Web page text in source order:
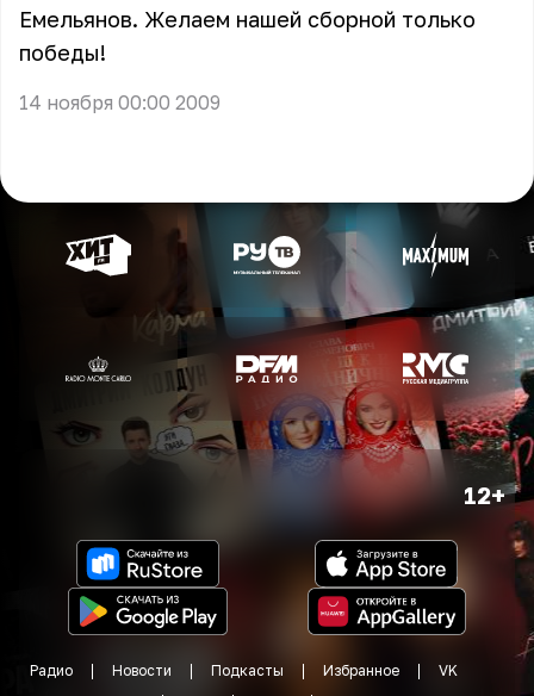
Емельянов. Желаем нашей сборной только
победы!
14 ноября 00:00 2009
12+
Радио Новости Подкасты Избранное
VK